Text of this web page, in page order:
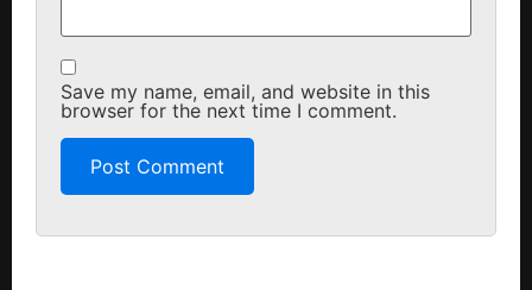
Save my name, email, and website in this
browser for the next time I comment.